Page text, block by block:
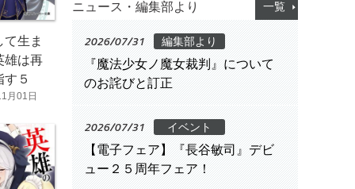
生ま
雄は再
５
月01日
ニュース・編集部より 一覧
2026/07/31 編集部より
『魔法少女ノ魔女裁判』について
のお詫びと訂正
2026/07/31 イベント
【電子フェア】『長谷敏司』デビ
ュー２５周年フェア！